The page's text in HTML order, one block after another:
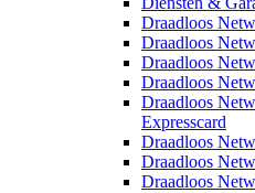
Draadloos
Draadloos
Draadloos
Draadloos
Draadloos
Expresscard
Draadloos
Draadloos
Draadloos